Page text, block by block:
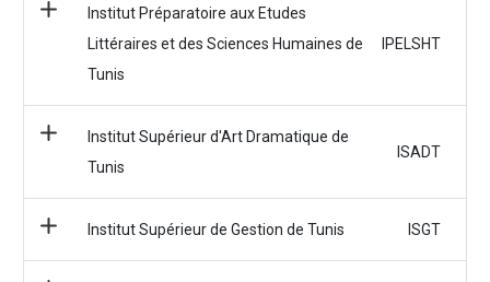
Institut Préparatoire aux Etudes
Littéraires et des Sciences Humaines de
Tunis
IPELSHT
Institut Supérieur d'Art Dramatique de
Tunis
ISADT
Institut Supérieur de Gestion de Tunis ISGT